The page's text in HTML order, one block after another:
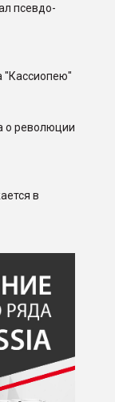
псевдо-
"Кассиопею"
о революции
в